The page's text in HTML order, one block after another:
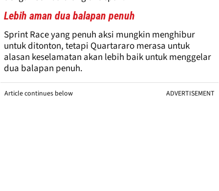
Lebih aman dua balapan penuh
Sprint Race yang penuh aksi mungkin menghibur
untuk ditonton, tetapi Quartararo merasa untuk
alasan keselamatan akan lebih baik untuk menggelar
dua balapan penuh.
Article continues below ADVERTISEMENT